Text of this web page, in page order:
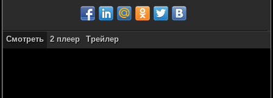
Смотреть 2 плеер Трейлер